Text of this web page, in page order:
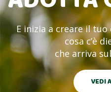
E inizia a creare il
cosa c’è
che arriva
VEDI